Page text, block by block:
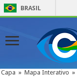
BRASIL
Capa » Mapa Interativo »